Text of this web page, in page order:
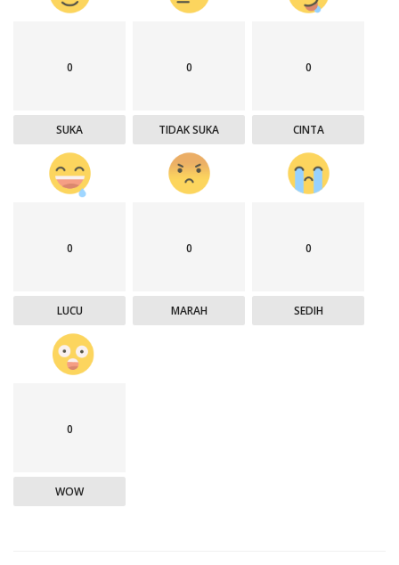
0
SUKA
0
TIDAK SUKA
0
CINTA
0
LUCU
0
MARAH
0
SEDIH
0
WOW